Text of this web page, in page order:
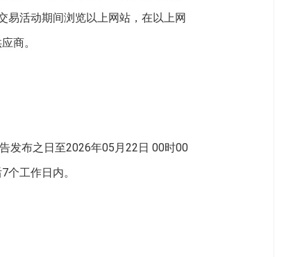
易活动期间浏览以上网站，在以上网
商。
发布之日至2026年05月22日 00时00
工作日内。